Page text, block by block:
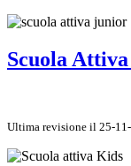
Scuola
Ultima revisione il 25-